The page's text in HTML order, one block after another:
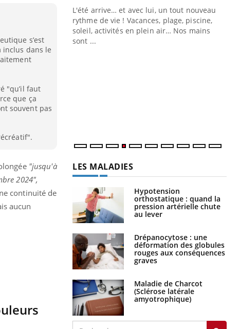
s’est
inclus dans le
"qu’il faut
que ça
souvent pas
"jusqu'à
2024",
continuité de
aucun
L'été arrive… et avec lui, un tout nouveau
rythme de vie ! Vacances, plage, piscine,
soleil, activités en plein air… Nos mains
sont ...
LES MALADIES
Hypotension
orthostatique : quand la
pression artérielle chute
au lever
Drépanocytose : une
déformation des globules
rouges aux conséquences
graves
Maladie de Charcot
(Sclérose latérale
amyotrophique)